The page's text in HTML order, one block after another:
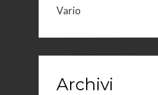
Vario
Archivi